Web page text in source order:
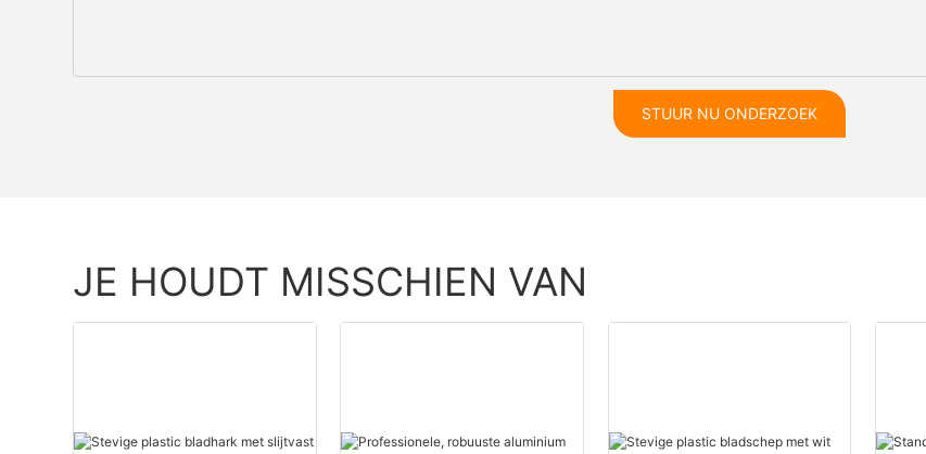
STUUR NU ONDERZOEK
JE HOUDT MISSCHIEN VAN